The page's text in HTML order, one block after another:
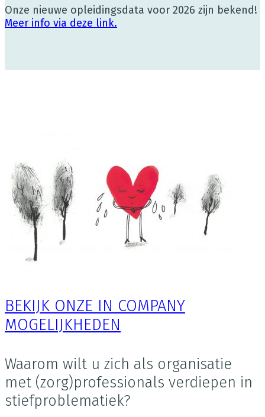
Onze nieuwe opleidingsdata voor 2026 zijn bekend!
Meer info via deze link.
BEKIJK ONZE IN COMPANY
MOGELIJKHEDEN
Waarom wilt u zich als organisatie
met (zorg)professionals verdiepen in
stiefproblematiek?